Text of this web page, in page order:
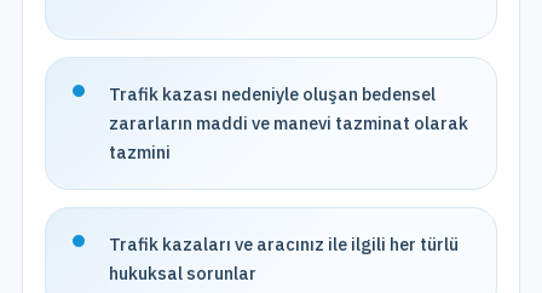
Trafik kazası nedeniyle oluşan bedensel
zararların maddi ve manevi tazminat olarak
tazmini
Trafik kazaları ve aracınız ile ilgili her türlü
hukuksal sorunlar